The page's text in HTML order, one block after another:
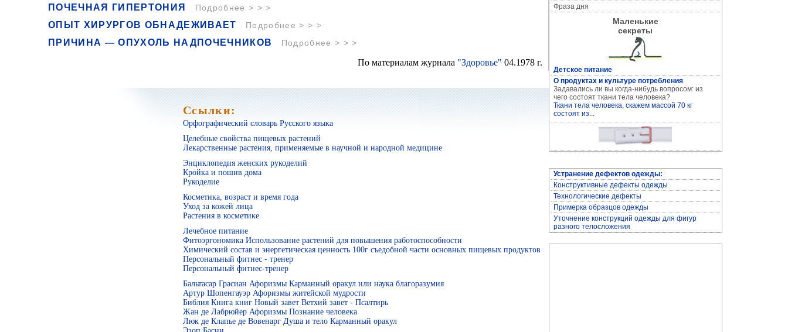
ПОЧЕЧНАЯ ГИПЕРТОНИЯ Подробнее > > >
ОПЫТ ХИРУРГОВ ОБНАДЕЖИВАЕТ Подробнее > > >
ПРИЧИНА — ОПУХОЛЬ НАДПОЧЕЧНИКОВ Подробнее > > >
По материалам журнала "Здоровье" 04.1978 г.
Устранение дефектов одежды
Архив журнала "Здоровье"
Фраза дня
Маленькие
секреты
Детское питание
О продуктах и культуре потребления
Задавались ли вы когда-нибудь вопросом: из
чего состоят ткани тела человека?
Ткани тела человека, скажем массой 70 кг
состоят из...
Устранение дефектов одежды:
Конструктивные дефекты одежды
Технологические дефекты
Примерка образцов одежды
Уточнение конструкций одежды для фигур
разного телосложения
Ссылки:
Орфографический словарь Русского языка
Целебные свойства пищевых растений
Лекарственные растения, применяемые в научной и народной медицине
Энциклопедия женских рукоделий
Кройка и пошив дома
Рукоделие
Косметика, возраст и время года
Уход за кожей лица
Растения в косметике
Лечебное питание
Фитоэргономика Использование растений для повышения работоспособности
Химический состав и энергетическая ценность 100г съедобной части основных пищевых продуктов
Персональный фитнес - тренер
Персональный фитнес-тренер
Бальтасар Грасиан Афоризмы Карманный оракул или наука благоразумия
Артур Шопенгауэр Афоризмы житейской мудрости
Библия Книга книг Новый завет Ветхий завет - Псалтирь
Жан де Лабрюйер Афоризмы Познание человека
Люк де Клапье де Вовенарг Душа и тело Карманный оракул